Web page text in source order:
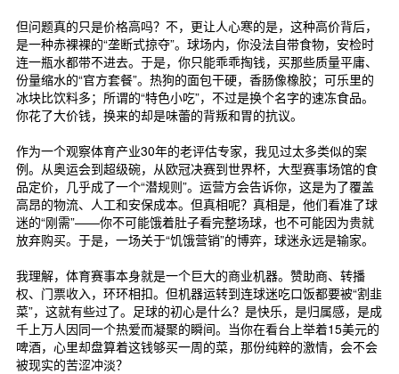
但问题真的只是价格高吗？不，更让人心寒的是，这种高价背后，
是一种赤裸裸的“垄断式掠夺”。球场内，你没法自带食物，安检时
连一瓶水都带不进去。于是，你只能乖乖掏钱，买那些质量平庸、
份量缩水的“官方套餐”。热狗的面包干硬，香肠像橡胶；可乐里的
冰块比饮料多；所谓的“特色小吃”，不过是换个名字的速冻食品。
你花了大价钱，换来的却是味蕾的背叛和胃的抗议。
作为一个观察体育产业30年的老评估专家，我见过太多类似的案
例。从奥运会到超级碗，从欧冠决赛到世界杯，大型赛事场馆的食
品定价，几乎成了一个“潜规则”。运营方会告诉你，这是为了覆盖
高昂的物流、人工和安保成本。但真相呢？真相是，他们看准了球
迷的“刚需”——你不可能饿着肚子看完整场球，也不可能因为贵就
放弃购买。于是，一场关于“饥饿营销”的博弈，球迷永远是输家。
我理解，体育赛事本身就是一个巨大的商业机器。赞助商、转播
权、门票收入，环环相扣。但机器运转到连球迷吃口饭都要被“割韭
菜”，这就有些过了。足球的初心是什么？是快乐，是归属感，是成
千上万人因同一个热爱而凝聚的瞬间。当你在看台上举着15美元的
啤酒，心里却盘算着这钱够买一周的菜，那份纯粹的激情，会不会
被现实的苦涩冲淡？